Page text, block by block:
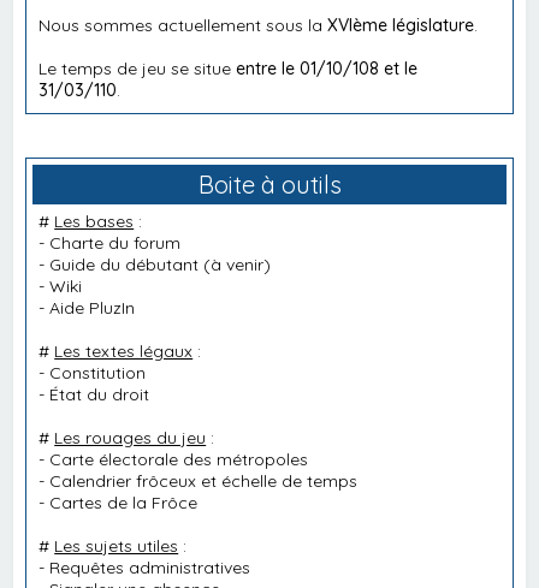
Nous sommes actuellement sous laXVIème législature
Le temps de jeu se situeentre le 01/10/108 et le
31/03/110
Boite à outils
# Les bases :
- Charte du forum
- Guide du débutant (à venir)
-Wiki
-Aide PluzIn
# Les textes légaux :
- Constitution
- État du droit
# Les rouages du jeu :
- Carte électorale des métropoles
- Calendrier frôceux et échelle de temps
- Cartes de la Frôce
# Les sujets utiles :
- Requêtes administratives